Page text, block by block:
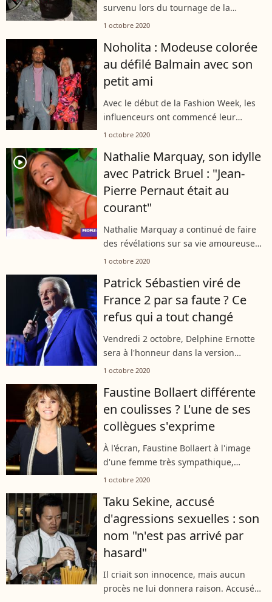
survenu lors du tournage de la
prochaine saison de "Pékin Express".
victime est à déplorer. Et des membres
de...
1 octobre 2020
Noholita : Modeuse colorée
au défilé Balmain avec son
petit ami
Avec le début de la Fashion Week, les
influenceurs ont commencé leur
marathon mode ! Noholita a poursuivi
défilé Balmain. Elle y a croisé Léa...
1 octobre 2020
player2
Nathalie Marquay, son idylle
avec Patrick Bruel : "Jean-
Pierre Pernaut était au
courant"
Nathalie Marquay a continué de faire
des révélations sur sa vie amoureuse
dans "Touche pas à mon poste". Après
qu'elle était sortie avec......
1 octobre 2020
Patrick Sébastien viré de
France 2 par sa faute ? Ce
refus qui a tout changé
Vendredi 2 octobre, Delphine Ernotte
sera à l'honneur dans la version
française du magazine Forbes. La
évoque notamment son litige avec
Patrick Sébastien,...
1 octobre 2020
Faustine Bollaert différente
en coulisses ? L'une de ses
collègues s'exprime
À l'écran, Faustine Bollaert à l'image
d'une femme très sympathique,
bienveillante et douce. Mais qu'en est-il
L'experte psycho de "Ça commence...
1 octobre 2020
Taku Sekine, accusé
d'agressions sexuelles : son
nom "n'est pas arrivé par
hasard"
Il criait son innocence, mais aucun
procès ne lui donnera raison. Accusé